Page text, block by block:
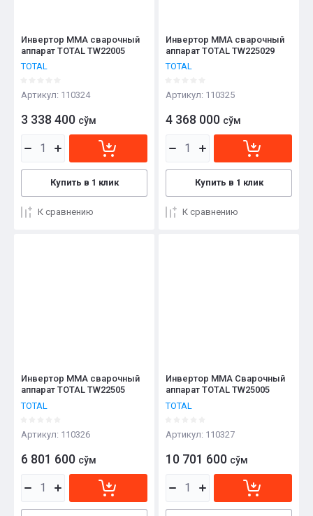
Инвертор ММА сварочный
аппарат TOTAL TW22005
TOTAL
Артикул: 110324
3 338 400 сўм
Купить в 1 клик
К сравнению
Инвертор ММА сварочный
аппарат TOTAL TW225029
TOTAL
Артикул: 110325
4 368 000 сўм
Купить в 1 клик
К сравнению
Инвертор ММА сварочный
аппарат TOTAL TW22505
TOTAL
Артикул: 110326
6 801 600 сўм
Инвертор ММА Сварочный
аппарат TOTAL TW25005
TOTAL
Артикул: 110327
10 701 600 сўм